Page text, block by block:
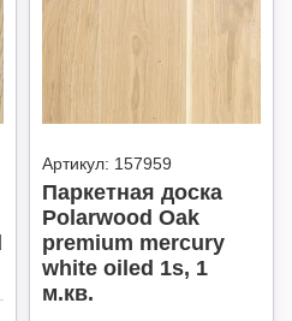
Артикул: 157959
Паркетная доска
Polarwood Oak
premium mercury
white oiled 1s, 1
м.кв.